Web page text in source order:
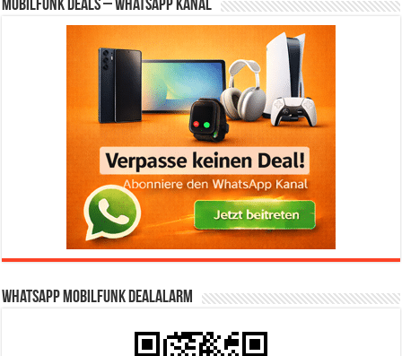
Mobilfunk Deals – WhatsApp Kanal
WhatsApp Mobilfunk DealAlarm